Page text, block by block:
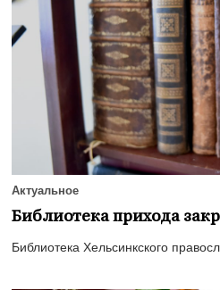
Актуальное
Библиотека прихода
Библиотека Хельсинкского